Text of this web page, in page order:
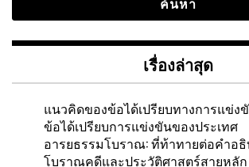
เรื่องล่าสุด
แนวคิดของข้อได้เปรียบทางการแข่ง
ข้อได้เปรียบการแข่งขันของประเทศ
อารยธรรมโบราณ: ที่ท้าทายต่อคำอธิ
โบราณคดีและประวัติศาสตร์สายหลัก